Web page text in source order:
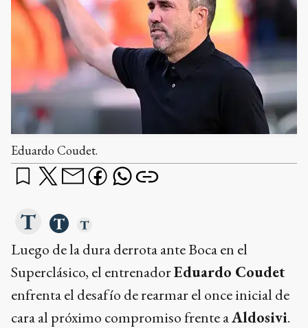
Eduardo Coudet.
Luego de la dura derrota ante Boca en el
Superclásico, el entrenadorEduardo Coudet
enfrenta el desafío de rearmar el once inicial de
cara al próximo compromiso frente aAldosivi.